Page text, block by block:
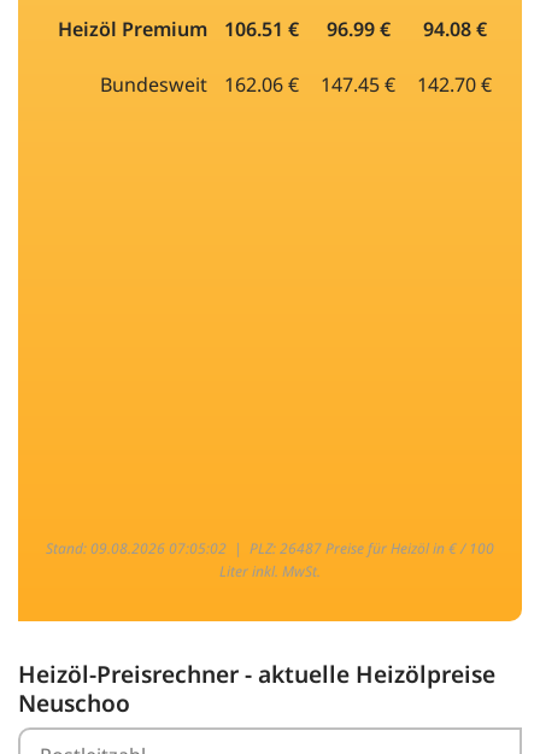
Heizöl Premium 106.51 € 96.99 € 94.08 €
Bundesweit 162.06 € 147.45 € 142.70 €
Stand: 09.08.2026 07:05:02 | PLZ: 26487 Preise für Heizöl in € / 100
Liter inkl. MwSt.
Heizöl-Preisrechner - aktuelle Heizölpreise
Neuschoo